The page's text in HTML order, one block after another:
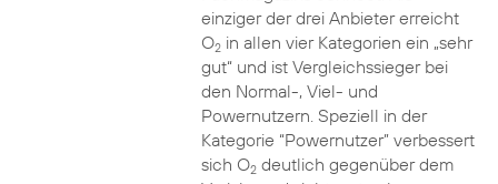
einziger der drei Anbieter erreicht
O2in allen vier Kategorien ein „sehr
gut“ und ist Vergleichssieger bei
den Normal-, Viel- und
Powernutzern. Speziell in der
Kategorie “Powernutzer” verbessert
sich O2deutlich gegenüber dem